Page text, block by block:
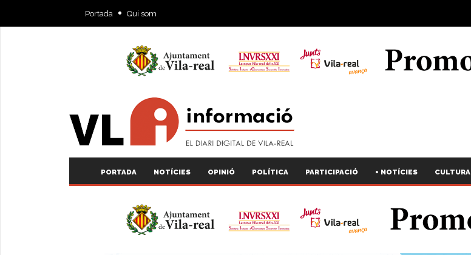
Portada Qui som
PORTADA NOTÍCIES OPINIÓ POLÍTICA PARTICIPACIÓ + NOTÍCIES CULTURA